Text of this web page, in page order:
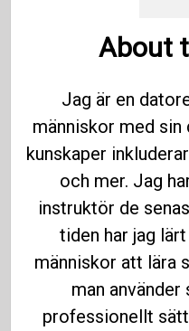
About
Jag är en
människor med sin
kunskaper
och mer. Jag
instruktör de
tiden har jag
människor att lära
man
professionellt